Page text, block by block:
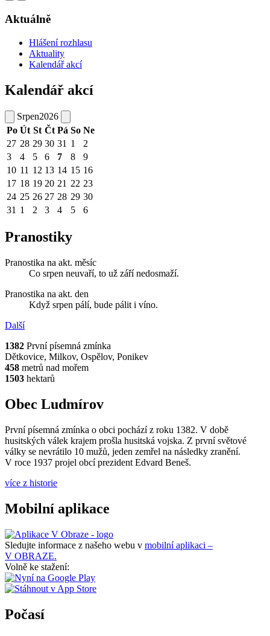
Aktuálně
Hlášení rozhlasu
Aktuality
Kalendář akcí
Kalendář akcí
Srpen2026
Po Út St Čt Pá So Ne
27 28 29 30 31 1
2
3
4 5 6 7 8
9
10 11 12 13 14 15 16
17 18 19 20 21 22 23
24 25 26 27 28 29 30
31 1 2 3 4 5 6
Pranostiky
Pranostika na akt. měsíc
Co srpen neuvaří, to už září nedosmaží.
Pranostika na akt. den
Když srpen pálí, bude pálit i víno.
Další
1382 První písemná zmínka
Dětkovice, Milkov, Ospělov, Ponikev
458 metrů nad mořem
1503 hektarů
Obec Ludmírov
První písemná zmínka o obci pochází z roku 1382. V době
husitských válek krajem prošla husitská vojska. Z první světové
války se nevrátilo 10 mužů, jeden zemřel na následky zranění.
V roce 1937 projel obcí prezident Edvard Beneš.
více z historie
Mobilní aplikace
Sledujte informace z našeho webu v mobilní aplikaci –
V OBRAZE.
Volně ke stažení:
Počasí